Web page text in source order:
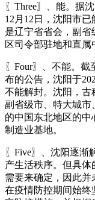
〖Three〗、能。据
12月12日，沈阳市已
是辽宁省省会，副
区司令部驻地和直属
〖Four〗、不能。
布的公告，沈阳于
不能解封。沈阳，古
副省级市、特大城市
的中国东北地区的
制造业基地。
〖Five〗、沈阳逐渐
产生活秩序。但具
需要来确定，因此并
在疫情防控期间始终